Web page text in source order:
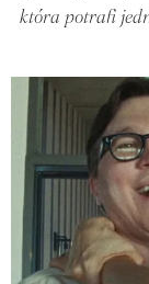
która potrafi